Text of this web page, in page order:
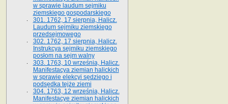
w sprawie laudum sejmiku
ziemskiego gospodarskiego
301. 1762, 17 sierpnia, Halicz.
Laudum sejmiku ziemskiego
przedsejmowego
302. 1762, 17 sierpnia, Halicz.
Instrukcya sejmiku ziemskiego
posłom na sejm walny
303. 1763, 10 września, Halicz.
Manifestacya ziemian halickich
w sprawie elekcyi sędziego i
podsędka tejże ziemi
304. 1763, 12 września, Halicz.
Manifestacye ziemian halickich